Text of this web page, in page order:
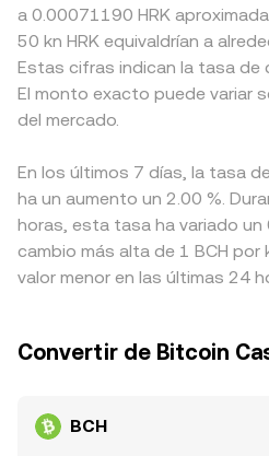
a 0.00071190 HRK
50 kn HRK equivaldrían a
Estas cifras indican la tasa de
El monto exacto puede variar
del mercado.
En los últimos 7 días, la tasa
ha un aumento un 2.00 %.
horas, esta tasa ha variado
cambio más alta de 1 BCH por
valor menor en las últimas 24
Convertir de Bitcoin
BCH